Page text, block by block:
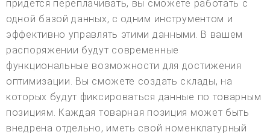
придётся переплачивать, вы сможете работать с
одной базой данных, с одним инструментом и
эффективно управлять этими данными. В вашем
распоряжении будут современные
функциональные возможности для достижения
оптимизации. Вы сможете создать склады, на
которых будут фиксироваться данные по товарным
позициям. Каждая товарная позиция может быть
внедрена отдельно, иметь свой номенклатурный